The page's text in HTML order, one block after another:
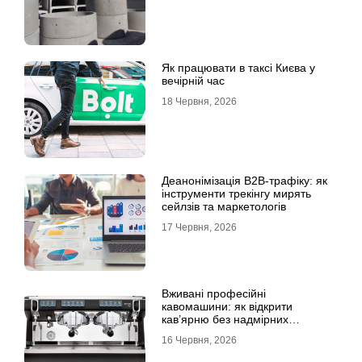
Як працювати в таксі Києва у
вечірній час
18 Червня, 2026
Деанонімізація B2B-трафіку: як
інструменти трекінгу мирять
сейлзів та маркетологів
17 Червня, 2026
Вживані професійні
кавомашини: як відкрити
кав’ярню без надмірних
16 Червня, 2026